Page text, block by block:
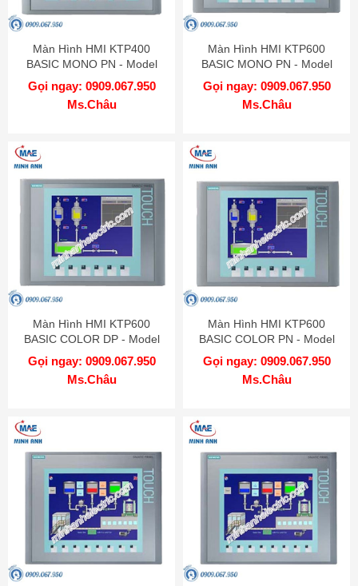
Màn Hình HMI KTP400
BASIC MONO PN - Model
6AV6647-0AA11-3AX0
Gọi ngay: 0909.067.950
Ms.Châu
Màn Hình HMI KTP600
BASIC MONO PN - Model
6AV6647-0AB11-3AX0
Gọi ngay: 0909.067.950
Ms.Châu
Màn Hình HMI KTP600
BASIC COLOR DP - Model
6AV6647-0AC11-3AX0
Gọi ngay: 0909.067.950
Ms.Châu
Màn Hình HMI KTP600
BASIC COLOR PN - Model
6AV6647-0AD11-3AX0
Gọi ngay: 0909.067.950
Ms.Châu